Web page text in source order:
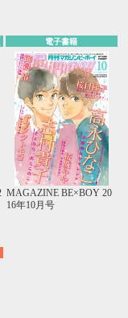
電子書籍
MAGAZINE BE×BOY 20
16年10月号